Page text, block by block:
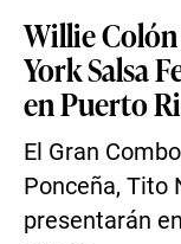
Willie Colón
York Salsa
en Puerto
El Gran
Ponceña, Tito
presentarán